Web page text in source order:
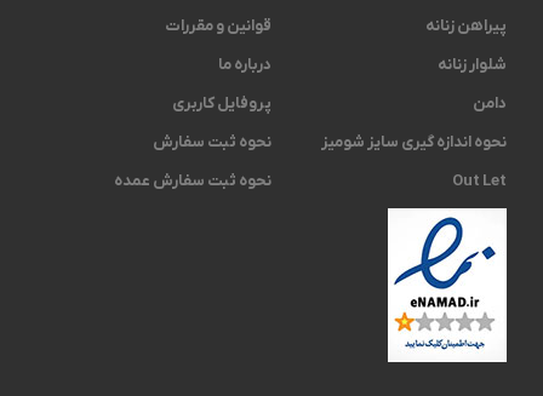
پیراهن زنانه
شلوار زنانه
دامن
نحوه اندازه گیری ‫سایز شومیز
Out Let
قوانین و مقررات
درباره ما
پروفایل کاربری
نحوه ثبت سفارش
نحوه ثبت سفارش عمده